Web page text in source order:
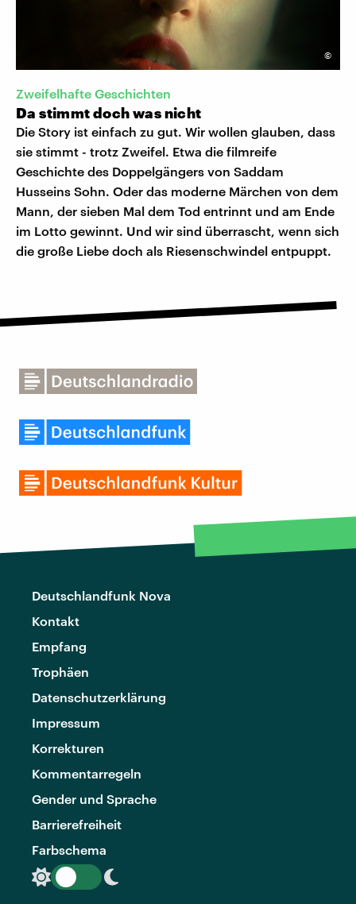
©
Zweifelhafte Geschichten
Da stimmt doch was nicht
Die Story ist einfach zu gut. Wir wollen glauben, dass
sie stimmt - trotz Zweifel. Etwa die filmreife
Geschichte des Doppelgängers von Saddam
Husseins Sohn. Oder das moderne Märchen von dem
Mann, der sieben Mal dem Tod entrinnt und am Ende
im Lotto gewinnt. Und wir sind überrascht, wenn sich
die große Liebe doch als Riesenschwindel entpuppt.
Deutschlandfunk Nova
Kontakt
Empfang
Trophäen
Datenschutzerklärung
Impressum
Korrekturen
Kommentarregeln
Gender und Sprache
Barrierefreiheit
Farbschema